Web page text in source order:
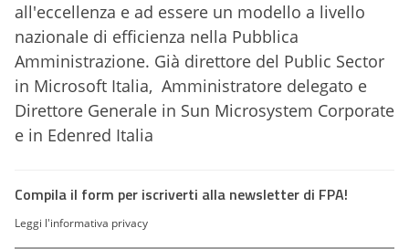
all'eccellenza e ad essere un modello a livello
nazionale di efficienza nella Pubblica
Amministrazione. Già direttore del Public Sector
in Microsoft Italia, Amministratore delegato e
Direttore Generale in Sun Microsystem Corporate
e in Edenred Italia
Compila il form per iscriverti alla newsletter di FPA!
Leggi l'informativa privacy